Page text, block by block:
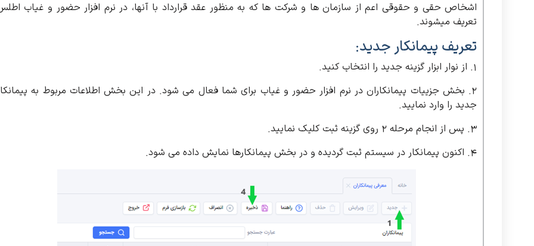
اشخاص حقی و حقوقی اعم از سازمان ها و شرکت ها که به منظور عقد قرارداد با آنها، در نرم افزار حضور و غیاب
تعریف میشوند.
تعریف پیمانکار جدید:
1. از نوار ابزار گزینه جدید را انتخاب کنید.
2. بخش جزییات پیمانکاران در نرم افزار حضور و غیاب برای شما فعال می شود. در این بخش اطلاعات مربوط به
جدید را وارد نمایید.
3. پس از انجام مرحله 2 روی گزینه ثبت کلیک نمایید.
4. اکنون پیمانکار در سیستم ثبت گردیده و در بخش پیمانکارها نمایش داده می شود.